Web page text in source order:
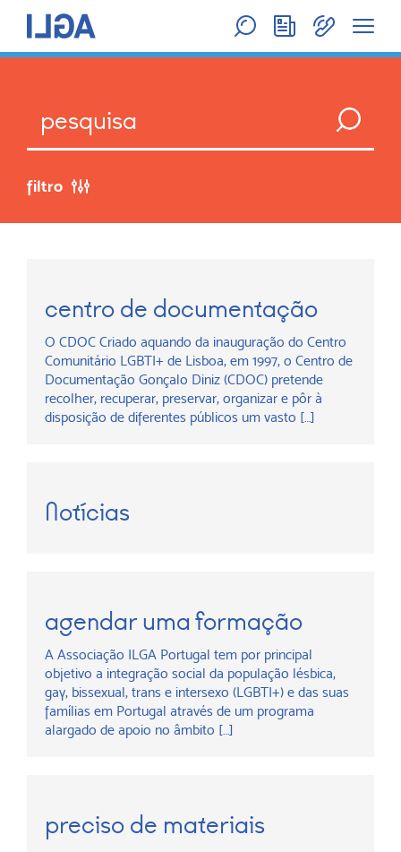
filtro
centro de documentação
O CDOC Criado aquando da inauguração do Centro
Comunitário LGBTI+ de Lisboa, em 1997, o Centro de
Documentação Gonçalo Diniz (CDOC) pretende
recolher, recuperar, preservar, organizar e pôr à
disposição de diferentes públicos um vasto […]
Notícias
agendar uma formação
A Associação ILGA Portugal tem por principal
objetivo a integração social da população lésbica,
gay, bissexual, trans e intersexo (LGBTI+) e das suas
famílias em Portugal através de um programa
alargado de apoio no âmbito […]
preciso de materiais